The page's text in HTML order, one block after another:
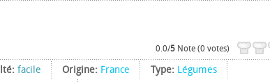
0.0/5 Note (0 votes)
facile Origine: France Type: Légumes